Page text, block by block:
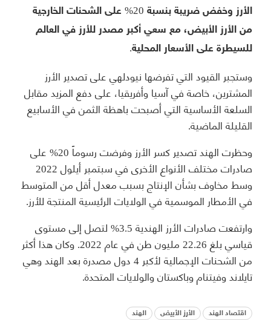
الأرز وخفض ضريبة بنسبة 20% على الشحنات الخارجية
من الأرز الأبيض، مع سعي أكبر مصدر للأرز في العالم
للسيطرة على الأسعار المحلية.
وستجبر القيود التي تفرضها نيودلهي على تصدير الأرز
المشترين، خاصة في آسيا وأفريقيا، على دفع المزيد مقابل
السلعة الأساسية التي أصبحت باهظة الثمن في الأسابيع
القليلة الماضية.
وحظرت الهند تصدير كسر الأرز وفرضت رسوماً 20% على
صادرات مختلف الأنواع الأخرى في سبتمبر أيلول 2022
وسط مخاوف بشأن الإنتاج بسبب معدل أقل من المتوسط
في الأمطار الموسمية في الولايات الرئيسية المنتجة للأرز.
وارتفعت صادرات الأرز الهندية 3.5% لتصل إلى مستوى
قياسي بلغ 22.26 مليون طن في عام 2022. وكان هذا أكثر
من الشحنات الإجمالية لأكبر 4 دول مصدرة بعد الهند وهي
تايلاند وفيتنام وباكستان والولايات المتحدة.
اقتصاد الهند الأرز الأبيض الهند